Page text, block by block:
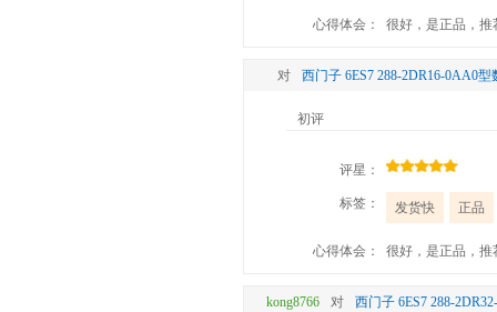
心得体会： 很好，是正品，推
对 西门子 6ES7 288-2DR16-0AA0
初评
评星：
标签： 发货快 正品
心得体会： 很好，是正品，推
kong8766 对 西门子 6ES7 288-